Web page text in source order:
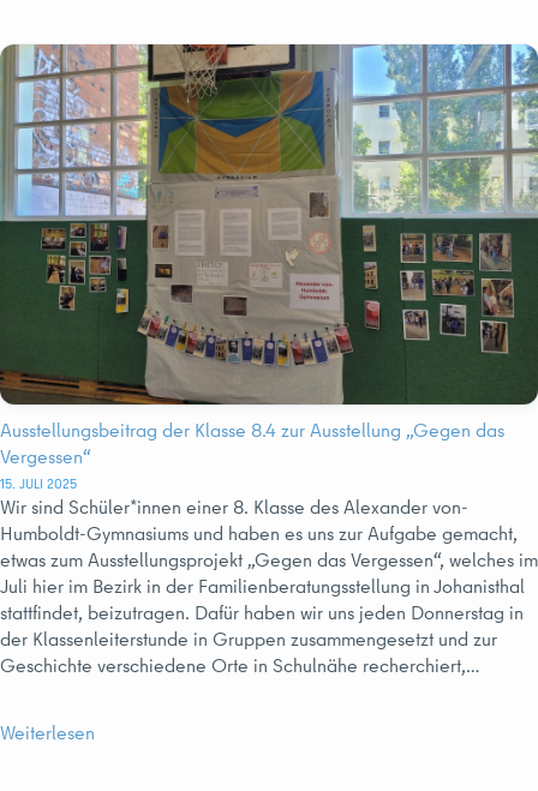
Ausstellungsbeitrag der Klasse 8.4 zur Ausstellung „Gegen das
Vergessen“
15. JULI 2025
Wir sind Schüler*innen einer 8. Klasse des Alexander von-
Humboldt-Gymnasiums und haben es uns zur Aufgabe gemacht,
etwas zum Ausstellungsprojekt „Gegen das Vergessen“, welches im
Juli hier im Bezirk in der Familienberatungsstellung in Johanisthal
stattfindet, beizutragen. Dafür haben wir uns jeden Donnerstag in
der Klassenleiterstunde in Gruppen zusammengesetzt und zur
Geschichte verschiedene Orte in Schulnähe recherchiert,…
Weiterlesen